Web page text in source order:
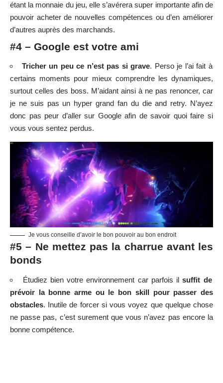
étant la monnaie du jeu, elle s’avérera super importante afin de
pouvoir acheter de nouvelles compétences ou d’en améliorer
d’autres auprès des marchands.
#4 – Google est votre ami
Tricher un peu ce n’est pas si grave. Perso je l’ai fait à
certains moments pour mieux comprendre les dynamiques,
surtout celles des boss. M’aidant ainsi à ne pas renoncer, car
je ne suis pas un hyper grand fan du die and retry. N’ayez
donc pas peur d’aller sur Google afin de savoir quoi faire si
vous vous sentez perdus.
Je vous conseille d’avoir le bon pouvoir au bon endroit
#5 – Ne mettez pas la charrue avant les
bonds
Étudiez bien votre environnement car parfois ilsuffit de
prévoir la bonne arme ou le bon skill pour passer des
obstacles. Inutile de forcer si vous voyez que quelque chose
ne passe pas, c’est surement que vous n’avez pas encore la
bonne compétence.